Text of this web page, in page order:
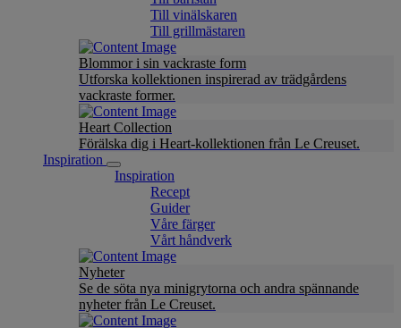
Till vinälskaren
Till grillmästaren
Blommor i sin vackraste form
Utforska kollektionen inspirerad av trädgårdens
vackraste former.
Heart Collection
Förälska dig i Heart-kollektionen från Le Creuset.
Inspiration
Inspiration
Recept
Guider
Våre färger
Vårt håndverk
Nyheter
Se de söta nya minigrytorna och andra spännande
nyheter från Le Creuset.